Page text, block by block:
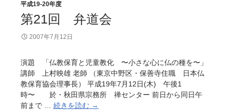
平成19-20年度
第21回 弁道会
2007年7月12日
演題 「仏教保育と児童教化 〜小さな心に仏の種を〜」
講師 上村映雄 老師 （東京中野区・保善寺住職 日本仏
教保育協会理事長） 平成19年7月12日(木) 午後1
時〜 於・秋田県宗務所 禅センター 前日から同日午
前まで …続きを読む 第
→